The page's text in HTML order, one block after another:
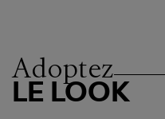
Adoptez
LE LOOK